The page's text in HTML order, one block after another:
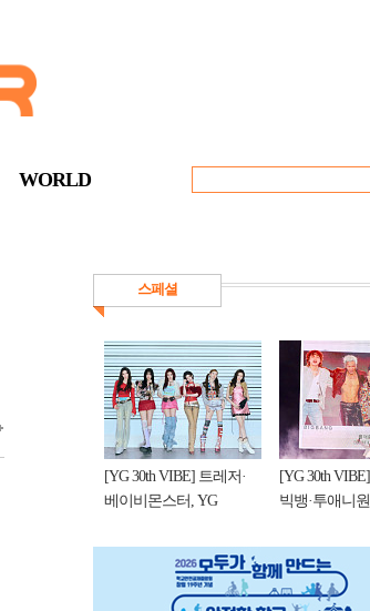
WORLD
스페셜
[YG 30th VIBE] 트레저·
베이비몬스터, YG
[YG 30th
빅뱅·투애니